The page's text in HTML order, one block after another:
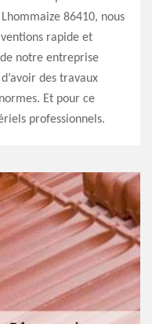
86410, nous
rapide et
notre entreprise
des travaux
Et pour ce
professionnels.